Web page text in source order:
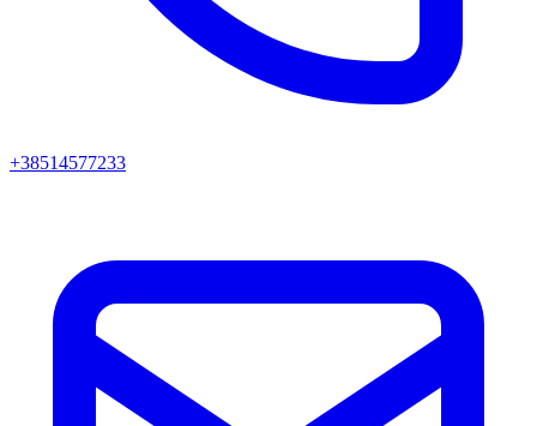
+38514577233